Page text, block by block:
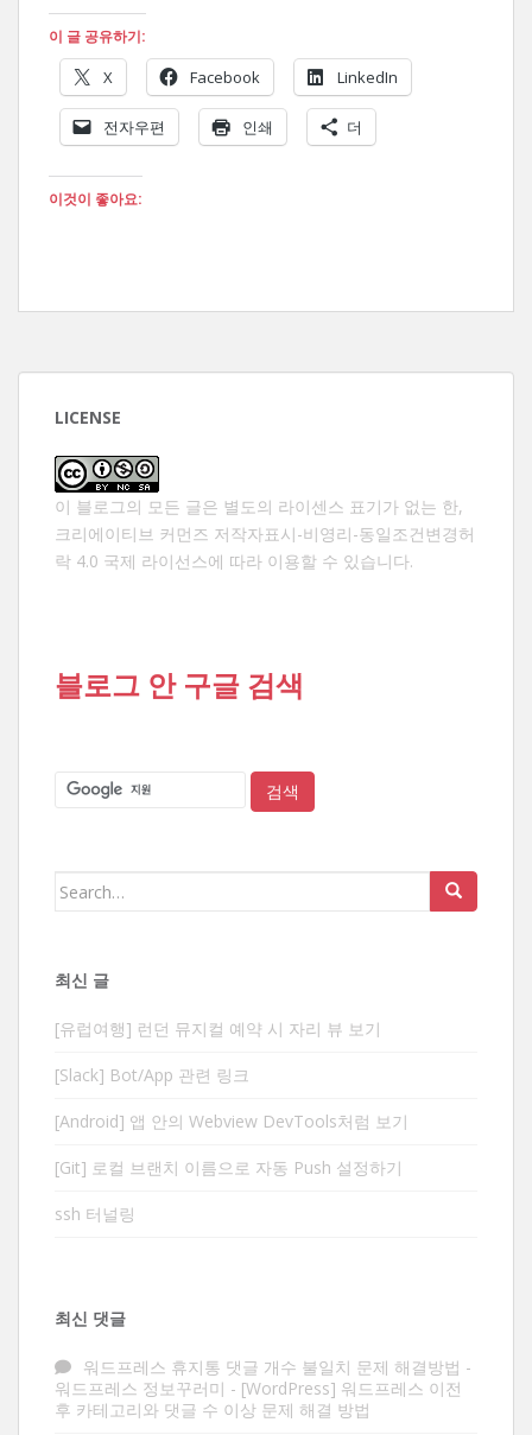
이 글 공유하기:
X Facebook LinkedIn
전자우편 인쇄 더
이것이 좋아요:
LICENSE
이 블로그의 모든 글은 별도의 라이센스 표기가 없는 한,
크리에이티브 커먼즈 저작자표시-비영리-동일조건변경허
락 4.0 국제 라이선스에 따라 이용할 수 있습니다.
블로그 안 구글 검색
Search
최신 글
[유럽여행] 런던 뮤지컬 예약 시 자리 뷰 보기
[Slack] Bot/App 관련 링크
[Android] 앱 안의 Webview DevTools처럼 보기
[Git] 로컬 브랜치 이름으로 자동 Push 설정하기
ssh 터널링
최신 댓글
워드프레스 휴지통 댓글 개수 불일치 문제 해결방법 -
워드프레스 정보꾸러미 - [WordPress] 워드프레스 이전
후 카테고리와 댓글 수 이상 문제 해결 방법